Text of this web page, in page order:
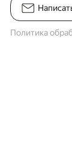
Политика